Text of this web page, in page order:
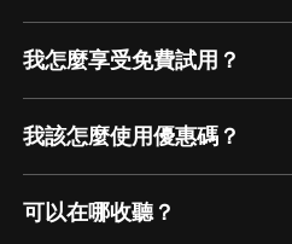
我怎麼享受免費試用？
我該怎麼使用優惠碼？
可以在哪收聽？